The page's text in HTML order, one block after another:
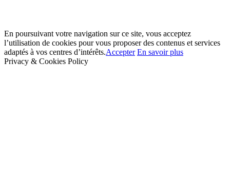
En poursuivant votre navigation sur ce site, vous acceptez
l’utilisation de cookies pour vous proposer des contenus et services
adaptés à vos centres d’intérêts.Accepter En savoir plus
Privacy & Cookies Policy